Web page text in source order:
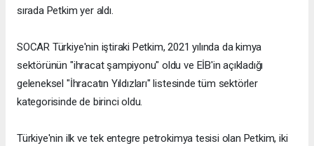
sırada Petkim yer aldı.
SOCAR Türkiye'nin iştiraki Petkim, 2021 yılında da kimya
sektörünün "ihracat şampiyonu" oldu ve EİB'in açıkladığı
geleneksel "İhracatın Yıldızları" listesinde tüm sektörler
kategorisinde de birinci oldu.
Türkiye'nin ilk ve tek entegre petrokimya tesisi olan Petkim, iki